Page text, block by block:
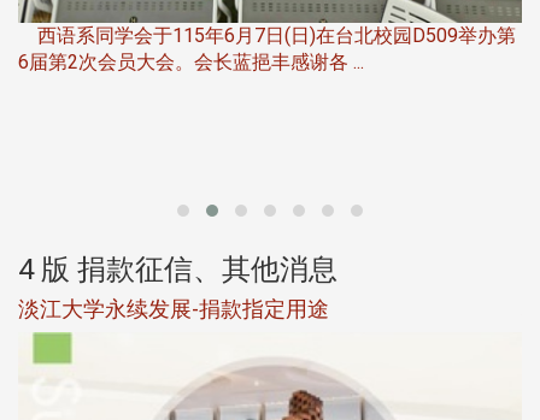
西语系同学会于115年6月7日(日)在台北校园D509举办第
6届第2次会员大会。会长蓝挹丰感谢各 ...
4 版 捐款征信、其他消息
淡江大学永续发展-捐款指定用途